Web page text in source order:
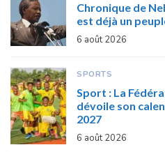
Chronique de
est déjà un
6 août 2026
SPORTS
Sport : La
dévoile son
2027
6 août 2026